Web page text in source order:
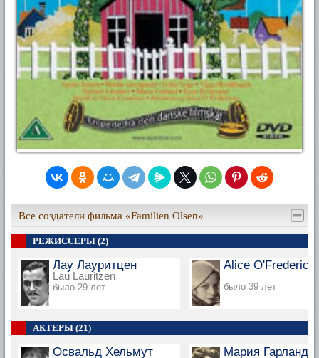
Все создатели фильма «Familien Olsen»
РЕЖИССЕРЫ (2)
Лау Лауритцен
Lau Lauritzen
было 29 лет
Alice
было 39 лет
АКТЕРЫ (21)
Освальд Хельмут Мария Гарланд